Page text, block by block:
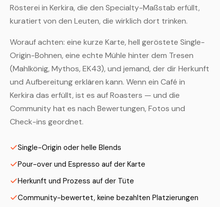
Rösterei in Kerkira, die den Specialty-Maßstab erfüllt,
kuratiert von den Leuten, die wirklich dort trinken.
Worauf achten: eine kurze Karte, hell geröstete Single-
Origin-Bohnen, eine echte Mühle hinter dem Tresen
(Mahlkönig, Mythos, EK43), und jemand, der dir Herkunft
und Aufbereitung erklären kann. Wenn ein Café in
Kerkira das erfüllt, ist es auf Roasters — und die
Community hat es nach Bewertungen, Fotos und
Check-ins geordnet.
Single-Origin oder helle Blends
Pour-over und Espresso auf der Karte
Herkunft und Prozess auf der Tüte
Community-bewertet, keine bezahlten Platzierungen